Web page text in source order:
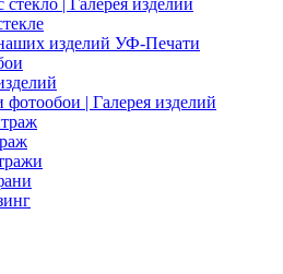
изделий УФ-Печати
| Галерея изделий